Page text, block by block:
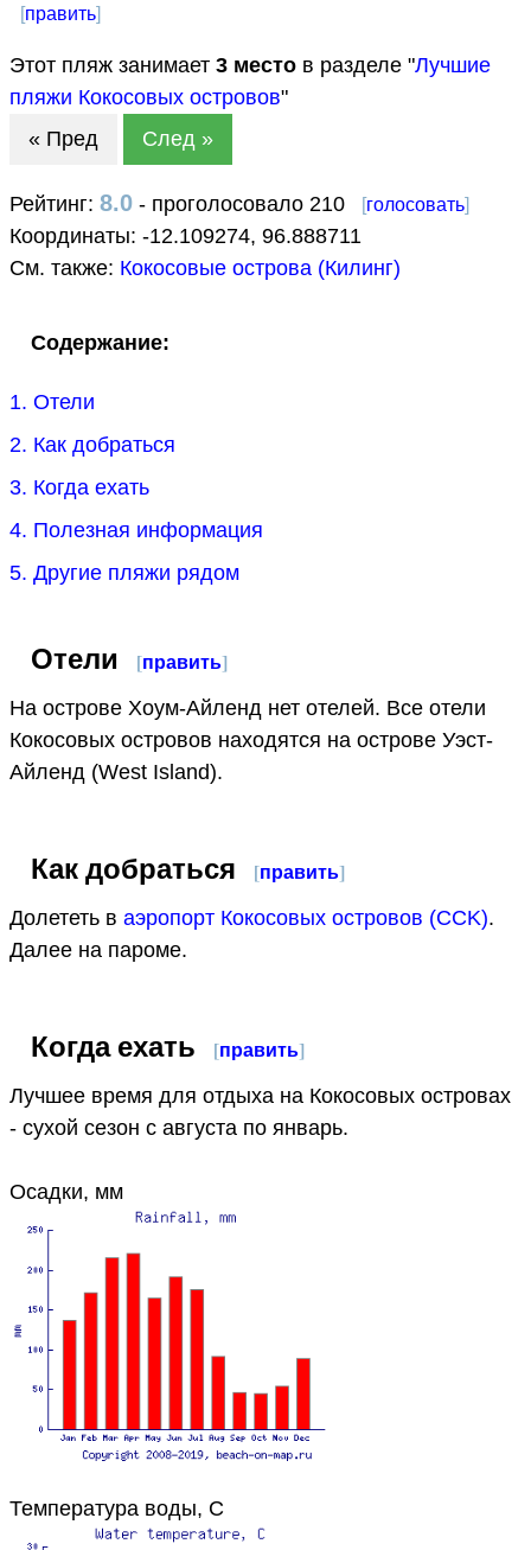
[править]
Этот пляж занимает 3 место в разделе "Лучшие
пляжи Кокосовых островов"
« Пред
След »
Рейтинг: 8.0 - проголосовало 210 [голосовать]
Координаты: -12.109274, 96.888711
См. также: Кокосовые острова (Килинг)
Содержание:
1. Отели
2. Как добраться
3. Когда ехать
4. Полезная информация
5. Другие пляжи рядом
Отели [править]
На острове Хоум-Айленд нет отелей. Все отели
Кокосовых островов находятся на острове Уэст-
Айленд (West Island).
Как добраться [править]
Долететь в аэропорт Кокосовых островов (CCK).
Далее на пароме.
Когда ехать [править]
Лучшее время для отдыха на Кокосовых островах
- сухой сезон с августа по январь.
Осадки, мм
Температура воды, C